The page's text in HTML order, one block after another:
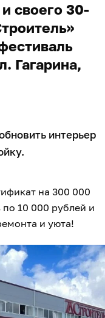
своего 30-
Гагарина,
интерьер
на 300 000
10 000 рублей и
и уюта!